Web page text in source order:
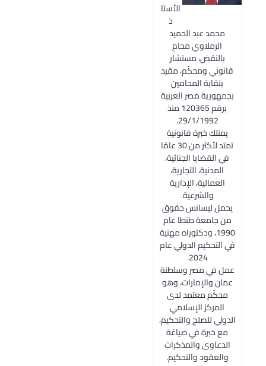
الأستا
ذ
محمد عبد الحميد
الرملاوي محامٍ
بالنقض، مستشار
قانوني ومحكّم، مقيد
بنقابة المحامين
بجمهورية مصر العربية
برقم 120365 منذ
29/1/1992.
يمتلك خبرة قانونية
تمتد لأكثر من 30 عامًا
في القضايا الجنائية،
المدنية، التجارية،
العمالية، الإدارية
والشرعية.
يحمل ليسانس حقوق
من جامعة طنطا عام
1990، ودكتوراه مهنية
في التحكيم الدولي عام
2024.
عمل في مصر وسلطنة
عمان والإمارات، وهو
محكّم معتمد لدى
المركز الإسلامي
الدولي للصلح والتحكيم،
مع خبرة في صياغة
الدعاوى والمذكرات
والعقود والتحكيم.